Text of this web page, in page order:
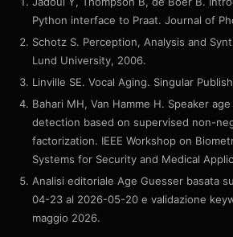
Python interface to Praat. Journal of
Schotz S. Perception, Analysis and
Lund University, 2006.
Linville SE. Vocal Aging. Singular
Bahari MH, Van Hamme H. Speaker
detection based on supervised non-
factorization. IEEE Workshop on
Systems for Security and Medical
Analisi editoriale Age Guesser basata
04-23 al 2026-05-20 e validazione
maggio 2026.